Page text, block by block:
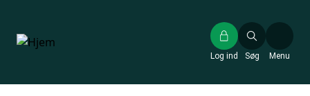
hovedindhold
Søg
Log ind Menu